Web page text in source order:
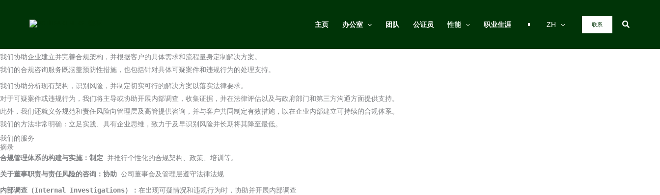
主页 办公室 团队 公证员 性能 职业生涯 ZH 联系
搜
我们协助企业建立并完善合规架构，并根据客户的具体需求和流程量身定制解决方案。
我们的合规咨询服务既涵盖预防性措施，也包括针对具体可疑案件和违规行为的处理支持。
我们协助分析现有架构，识别风险，并制定切实可行的解决方案以落实法律要求。
对于可疑案件或违规行为，我们将主导或协助开展内部调查，收集证据，并在法律评估以及与政府部门和第三方沟通方面提供支持。
此外，我们还就义务规范和责任风险向管理层及高管提供咨询，并与客户共同制定有效措施，以在企业内部建立可持续的合规体系。
我们的方法非常明确：立足实践、具有企业思维，致力于及早识别风险并长期将其降至最低。
我们的服务
摘录
合规管理体系的构建与实施：制定 并推行个性化的合规架构、政策、培训等。
关于董事职责与责任风险的咨询：协助 公司董事会及管理层遵守法律法规
内部调查（Internal Investigations）： 在出现可疑情况和违规行为时，协助并开展内部调查